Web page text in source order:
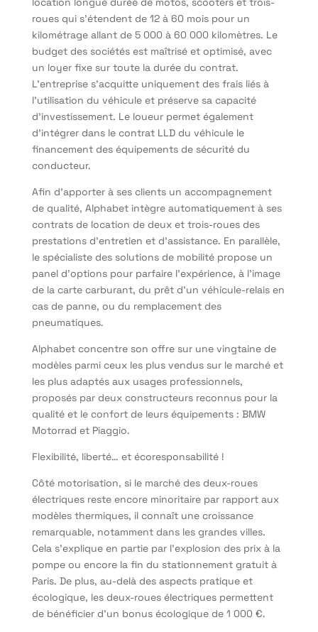
roues qui s’étendent de 12 à 60 mois pour un
kilométrage allant de 5 000 à 60 000 kilomètres. Le
budget des sociétés est maîtrisé et optimisé, avec
un loyer fixe sur toute la durée du contrat.
L’entreprise s’acquitte uniquement des frais liés à
l’utilisation du véhicule et préserve sa capacité
d’investissement. Le loueur permet également
d’intégrer dans le contrat LLD du véhicule le
financement des équipements de sécurité du
conducteur.
Afin d’apporter à ses clients un accompagnement
de qualité, Alphabet intègre automatiquement à ses
contrats de location de deux et trois-roues des
prestations d’entretien et d’assistance. En parallèle,
le spécialiste des solutions de mobilité propose un
panel d’options pour parfaire l’expérience, à l’image
de la carte carburant, du prêt d’un véhicule-relais en
cas de panne, ou du remplacement des
pneumatiques.
Alphabet concentre son offre sur une vingtaine de
modèles parmi ceux les plus vendus sur le marché et
les plus adaptés aux usages professionnels,
proposés par deux constructeurs reconnus pour la
qualité et le confort de leurs équipements : BMW
Motorrad et Piaggio.
Flexibilité, liberté… et écoresponsabilité !
Côté motorisation, si le marché des deux-roues
électriques reste encore minoritaire par rapport aux
modèles thermiques, il connaît une croissance
remarquable, notamment dans les grandes villes.
Cela s’explique en partie par l’explosion des prix à la
pompe ou encore la fin du stationnement gratuit à
Paris. De plus, au-delà des aspects pratique et
écologique, les deux-roues électriques permettent
de bénéficier d’un bonus écologique de 1 000 €.